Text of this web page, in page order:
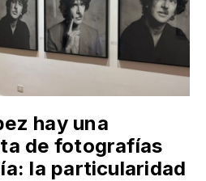
hay una
de fotografías
la particularidad